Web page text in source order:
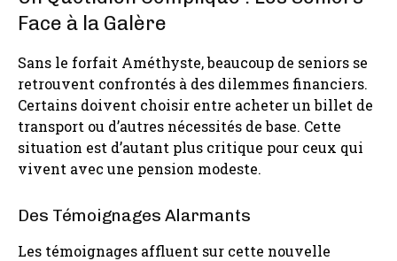
Face à la Galère
Sans le forfait Améthyste, beaucoup de seniors se
retrouvent confrontés à des dilemmes financiers.
Certains doivent choisir entre acheter un billet de
transport ou d’autres nécessités de base. Cette
situation est d’autant plus critique pour ceux qui
vivent avec une pension modeste.
Des Témoignages Alarmants
Les témoignages affluent sur cette nouvelle